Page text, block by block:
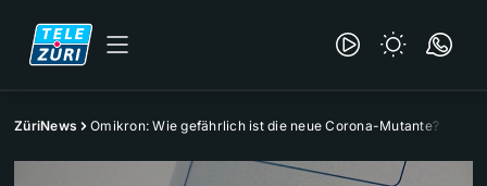
ZüriNews Omikron: Wie gefährlich ist die neue Corona-Mutante?